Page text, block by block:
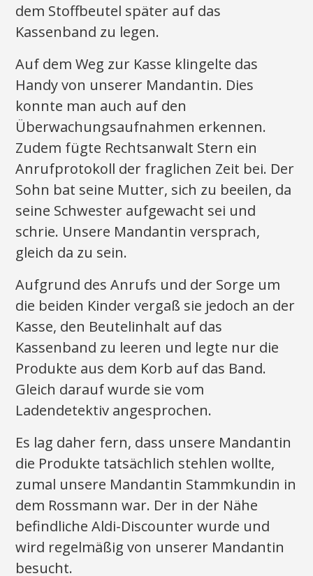
dem Stoffbeutel später auf das
Kassenband zu legen.
Auf dem Weg zur Kasse klingelte das
Handy von unserer Mandantin. Dies
konnte man auch auf den
Überwachungsaufnahmen erkennen.
Zudem fügte Rechtsanwalt Stern ein
Anrufprotokoll der fraglichen Zeit bei. Der
Sohn bat seine Mutter, sich zu beeilen, da
seine Schwester aufgewacht sei und
schrie. Unsere Mandantin versprach,
gleich da zu sein.
Aufgrund des Anrufs und der Sorge um
die beiden Kinder vergaß sie jedoch an der
Kasse, den Beutelinhalt auf das
Kassenband zu leeren und legte nur die
Produkte aus dem Korb auf das Band.
Gleich darauf wurde sie vom
Ladendetektiv angesprochen.
Es lag daher fern, dass unsere Mandantin
die Produkte tatsächlich stehlen wollte,
zumal unsere Mandantin Stammkundin in
dem Rossmann war. Der in der Nähe
befindliche Aldi-Discounter wurde und
wird regelmäßig von unserer Mandantin
besucht.